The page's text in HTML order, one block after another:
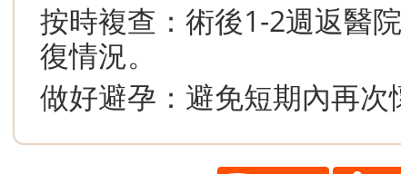
按時複查：術後1-2週返醫
復情況。
做好避孕：避免短期內再次